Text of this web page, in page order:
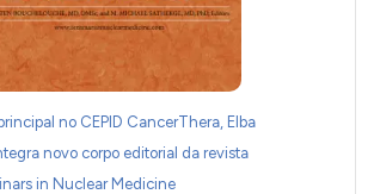
no CEPID CancerThera, Elba
novo corpo editorial da revista
in Nuclear Medicine